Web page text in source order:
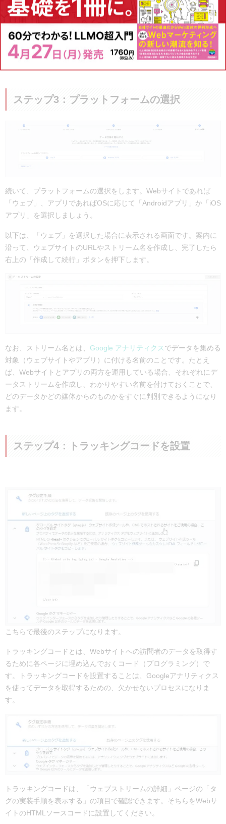
ステップ3：プラットフォームの選択
続いて、プラットフォームの選択をします。Webサイトであれば
「ウェブ」、アプリであればOSに応じて「Androidアプリ」か「iOS
アプリ」を選択しましょう。
以下は、「ウェブ」を選択した場合に表示される画面です。案内に
沿って、ウェブサイトのURLやストリーム名を作成し、完了したら
右上の「作成して続行」ボタンを押下します。
なお、ストリーム名とは、 Google アナリティクス でデータを集める
対象（ウェブサイトやアプリ）に付ける名前のことです。たとえ
ば、Webサイトとアプリの両方を運用している場合、それぞれにデ
ータストリームを作成し、わかりやすい名前を付けておくことで、
どのデータかどの媒体からのものかをすぐに判別できるようになり
ます。
ステップ4：トラッキングコードを設置
こちらで最後のステップになります。
トラッキングコードとは、Webサイトへの訪問者のデータを取得す
るために各ページに埋め込んでおくコード（プログラミング）で
す。トラッキングコードを設置することは、Googleアナリティクス
を使ってデータを取得するための、欠かせないプロセスになりま
す。
トラッキングコードは、「ウェブストリームの詳細」ページの「タ
グの実装手順を表示する」の項目で確認できます。そちらをWebサ
イトのHTMLソースコードに設置してください。